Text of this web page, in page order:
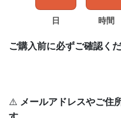
日 時間
ご購入前に必ずご確認く
⚠️ メールアドレスやご住